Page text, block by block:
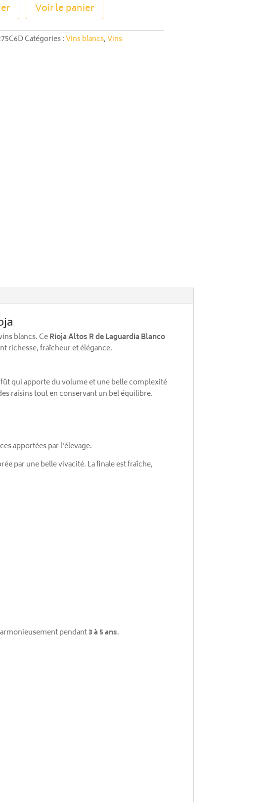
Voir le panier
e
Catégories :Vins blancs,Vins
blancs. CeRioja Altos R de Laguardia Blanco
richesse, fraîcheur et élégance.
qui apporte du volume et une belle complexité
raisins tout en conservant un bel équilibre.
apportées par l'élevage.
par une belle vivacité. La finale est fraîche,
pendant3 à 5 ans.